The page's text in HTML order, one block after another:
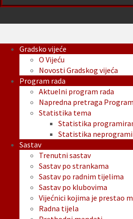
Gradsko vijeće
O Vijeću
Novosti Gradskog vijeća
Program rada
Aktuelni program rada
Napredna pretraga
Statistika tema
Statistika
Statistika
Sastav
Trenutni sastav
Sastav po strankama
Sastav po radnim tijelima
Sastav po klubovima
Vijećnici kojima je prestao
Radna tijela